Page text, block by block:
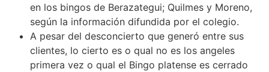
en los bingos de Berazategui; Quilmes y Moreno,
según la información difundida por el colegio.
A pesar del desconcierto que generó entre sus
clientes, lo cierto es o qual no es los angeles
primera vez o qual el Bingo platense es cerrado